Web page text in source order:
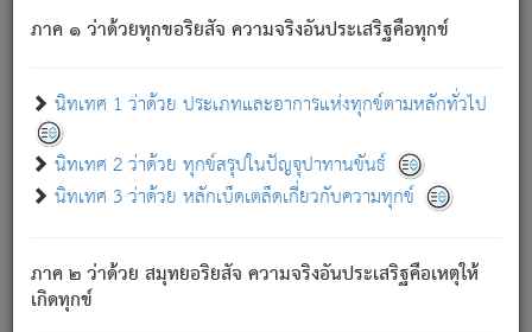
ภาค ๑ ว่าด้วยทุกขอริยสัจ ความจริงอันประเสริฐคือทุกข์
นิทเทศ 1 ว่าด้วย ประเภทและอาการแห่งทุกข์ตามหลักทั่วไป
นิทเทศ 2 ว่าด้วย ทุกข์สรุปในปัญจุปาทานขันธ์
นิทเทศ 3 ว่าด้วย หลักเบ็ดเตล็ดเกี่ยวกับความทุกข์
ภาค ๒ ว่าด้วย สมุทยอริยสัจ ความจริงอันประเสริฐคือเหตุให้
เกิดทุกข์
ภพ ว่ามีได้เพราะวิภพ[2]: เรากล่าวว่า สมณะหรือพราหมณ์ทั้ง
ปวงนั้น ก็ยังสลัดภพออกไปไม่ได้.
ก็ทุกข์นี้มีขึ้น เพราะอาศัยซึ่งอุปธิทั้งปวง.
เพราะความสิ้นไปแห่งอุปาทานทั้งปวง ความเกิดขึ้นแห่ง
ทุกข์จึงไม่มี.
ท่านจงดูโลกนี้เถิด (จะเห็นว่า) สัตว์ทั้งหลายอันอวิชาหนา
แน่นบังหนาแล้ว; และว่า สัตว์ผู้ยินดีในภพอันเป็นแล้วนั้น ย่อม
อันเป็นไปในที่หรือเวลาทั้งปวง[3]เพื่อความมีแห่งประโยชน์โดย
ประการทั้งปวง; ภพทั้งหลายทั้งหมดนั้น ไม่เที่ยง เป็นทุกข์ มี
ความแปรปรวนเป็นธรรมดา.